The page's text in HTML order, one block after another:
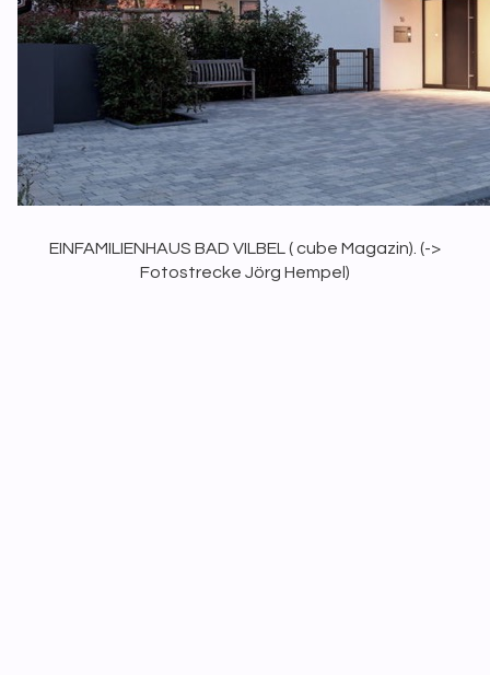
EINFAMILIENHAUS BAD VILBEL (cube Magazin). (->
Fotostrecke Jörg Hempel )